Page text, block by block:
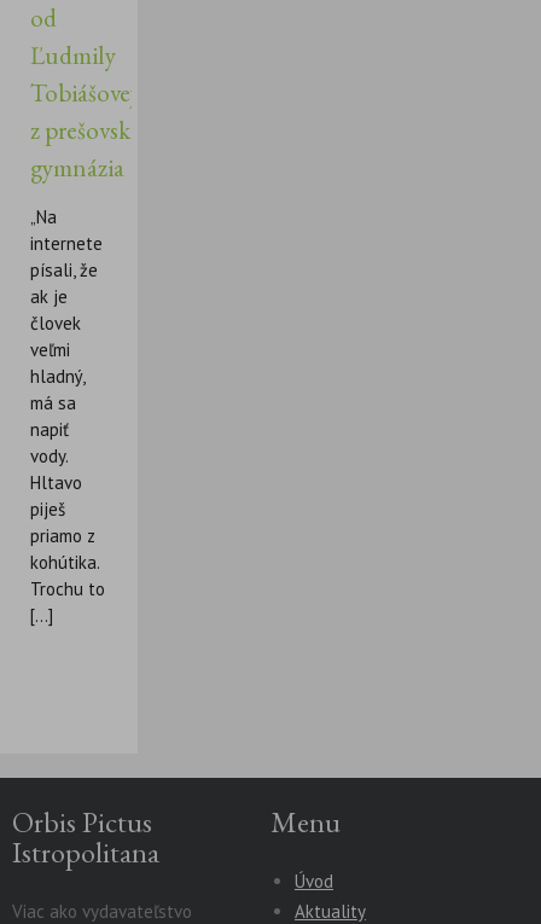
od
Ľudmily
Tobiášovej
z prešovského
gymnázia
„Na
internete
písali, že
ak je
človek
veľmi
hladný,
má sa
napiť
vody.
Hltavo
piješ
priamo z
kohútika.
Trochu to
[...]
Orbis Pictus
Istropolitana
Viac ako vydavateľstvo
Menu
Úvod
Aktuality